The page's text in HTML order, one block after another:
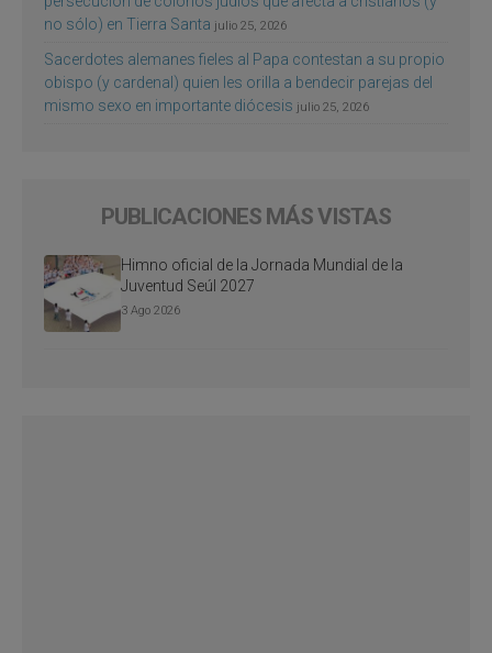
no sólo) en Tierra Santa julio 25, 2026
Sacerdotes alemanes fieles al Papa contestan a su propio
obispo (y cardenal) quien les orilla a bendecir parejas del
mismo sexo en importante diócesis julio 25, 2026
PUBLICACIONES MÁS VISTAS
Himno oficial de la Jornada Mundial de la
Juventud Seúl 2027
3 Ago 2026